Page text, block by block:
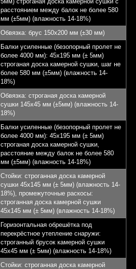
расстоянием между балок не более 580
мм (±5мм) (влажность 14-18%)
Обвязка: брус 150х200 мм (±30 мм)
Балки усиленные (безопорный пролет не
более 4000 мм): 45х195 мм (± 5мм)
строганая доска камерной сушки, шаг не
более 580 мм (±5мм) (влажность 14-
18%)
Обвязка: строганая доска камерной
сушки 145х45 мм (±5мм) (влажность 14-
18%)
Балки усиленные (безопорный пролет не
более 4000 мм): 45х195 мм (± 5мм)
строганая доска камерной сушки,
расстояние между балок не более 580
мм (±5мм) (влажность 14-18%)
Стойки: строганная доска камерной
сушки 45х145 мм (± 5мм) (влажность 14-
18%), промежуточные раскосы:
строганная доска камерной сушки
45х145 мм (± 5мм) (влажность 14-18%)
Горизонтальная обрешётка под
перекрёстное утепление снаружи:
строганный брусок камерной сушки
45х45 мм (± 5мм) (влажность 14-18%)
Стойки: строганная доска камерной